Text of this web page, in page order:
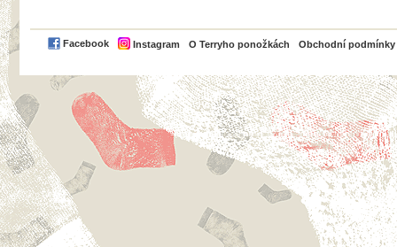
Facebook Instagram O Terryho ponožkách Obchodní podmínky
PayPal